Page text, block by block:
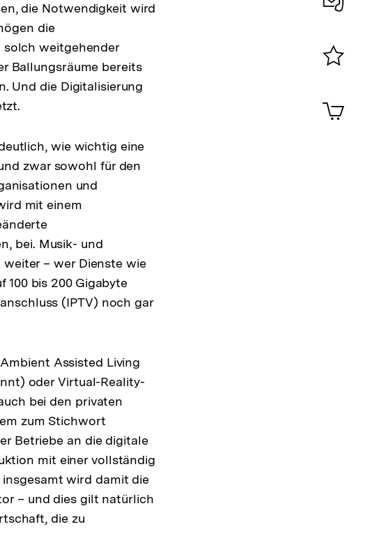
die Notwendigkeit wird
die
solch weitgehender
Ballungsräume bereits
Und die Digitalisierung
wie wichtig eine
zwar sowohl für den
und
mit einem
bei. Musik- und
– wer Dienste wie
bis 200 Gigabyte
(IPTV) noch gar
Assisted Living
oder Virtual-Reality-
bei den privaten
zum Stichwort
Betriebe an die digitale
mit einer vollständig
wird damit die
– und dies gilt natürlich
die zu